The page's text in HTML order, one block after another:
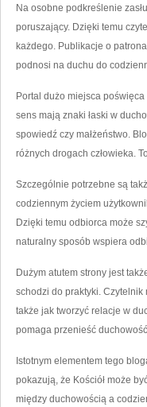
Na osobne podkreślenie
poruszający. Dzięki temu
każdego. Publikacje o
podnosi na duchu do
Portal dużo miejsca
sens mają znaki łaski w
spowiedź czy małżeństwo.
różnych drogach człowieka.
Szczególnie potrzebne są
codziennym życiem
Dzięki temu odbiorca może
naturalny sposób wspiera
Dużym atutem strony jest
schodzi do praktyki.
także jak tworzyć relacje w
pomaga przenieść
Istotnym elementem tego
pokazują, że Kościół może
między duchowością a